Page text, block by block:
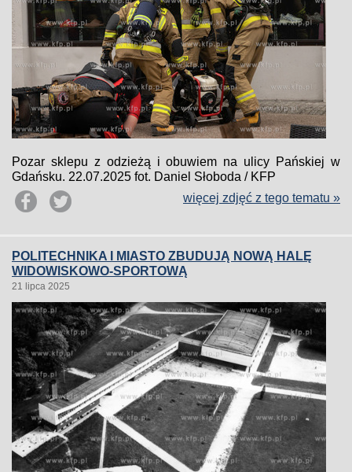
Pozar sklepu z odzieżą i obuwiem na ulicy Pańskiej w
Gdańsku. 22.07.2025 fot. Daniel Słoboda / KFP
więcej zdjęć z tego tematu »
POLITECHNIKA I MIASTO ZBUDUJĄ NOWĄ HALĘ
WIDOWISKOWO-SPORTOWĄ
21 lipca 2025